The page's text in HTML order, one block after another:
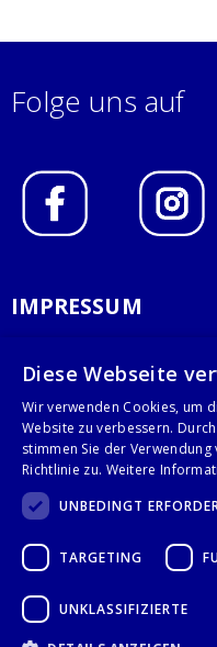
Folge uns auf
IMPRESSUM
AGB
KONTAKT
Stalgast GmbH
28359 Bremen
+49 421 408844-0
Diese Webseite
Wir verwenden Cookies, um
Website zu verbessern.
stimmen Sie der
Richtlinie zu. Weitere
UNBEDINGT
TARGETING
UNKLASSIFIZIERTE